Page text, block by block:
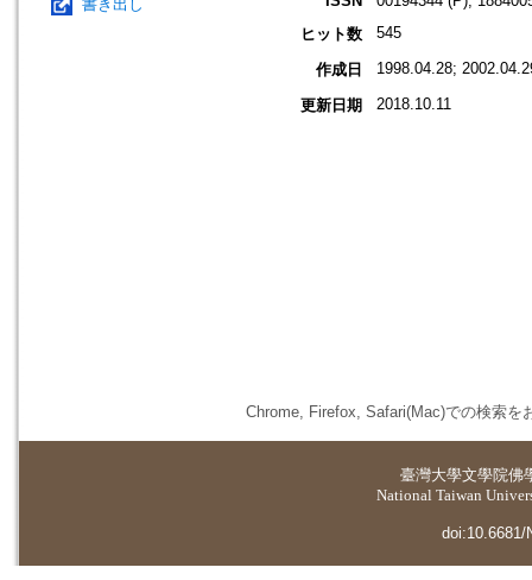
書き出し
ヒット数
545
作成日 1998.04.28;
更新日期 2018.10.11
Chrome, Firefox, Safari(Mac)での検索を
臺灣大學文學院佛
National Taiwan
doi:10.6681/